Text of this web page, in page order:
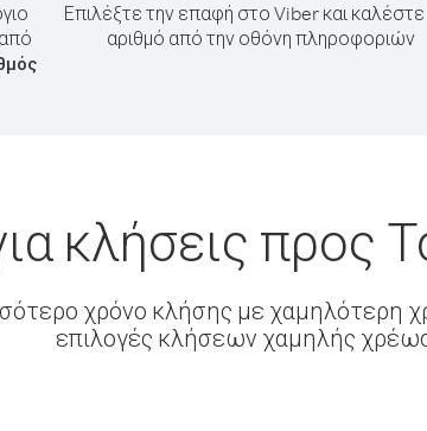
Επιλέξτε την επαφή στο Viber και
αριθμό από την οθόνη πληροφοριών
κλήσεις προς
χρόνο κλήσης με χαμηλότερη
επιλογές κλήσεων χαμηλής